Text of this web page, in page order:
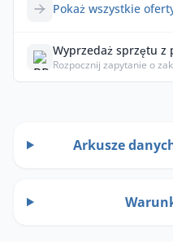
Pokaż wszystkie
Wyprzedaż sprzętu z
Rozpocznij zapytanie o
Arkusze